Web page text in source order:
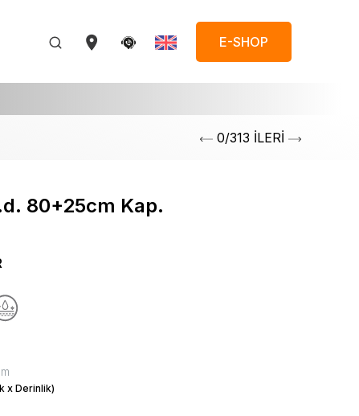
E-SHOP
0/313 İLERİ
80+25cm Kap.
x Derinlik)